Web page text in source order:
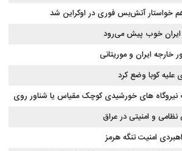
هم خواستار آتش‌بس فوری در اوکراین شد
ایران خوب پیش می‌رود
خارجه ایران و موریتانی
علیه کوبا وضع کرد
نیروگاه های خورشیدی کوچک مقیاس یا شناور روی
و امنیتی در عراق
امنیت تنگه هرمز